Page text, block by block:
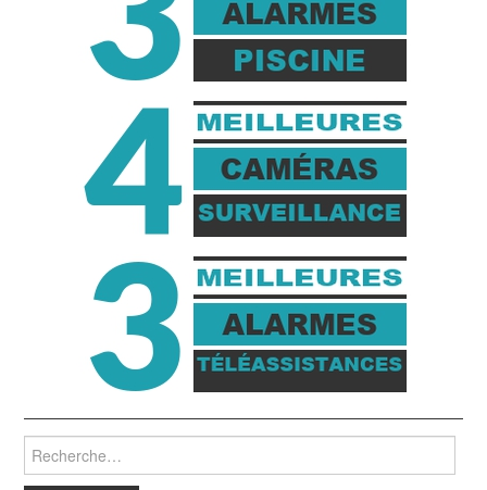
Rechercher :